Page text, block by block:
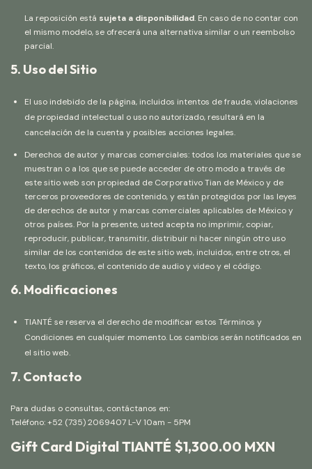
La reposición está sujeta a disponibilidad. En caso de no contar con
el mismo modelo, se ofrecerá una alternativa similar o un reembolso
parcial.
5. Uso del Sitio
El uso indebido de la página, incluidos intentos de fraude, violaciones
de propiedad intelectual o uso no autorizado, resultará en la
cancelación de la cuenta y posibles acciones legales.
Derechos de autor y marcas comerciales: todos los materiales que se
muestran o a los que se puede acceder de otro modo a través de
este sitio web son propiedad de Corporativo Tian de México y de
terceros proveedores de contenido, y están protegidos por las leyes
de derechos de autor y marcas comerciales aplicables de México y
otros países. Por la presente, usted acepta no imprimir, copiar,
reproducir, publicar, transmitir, distribuir ni hacer ningún otro uso
similar de los contenidos de este sitio web, incluidos, entre otros, el
texto, los gráficos, el contenido de audio y video y el código.
6. Modificaciones
TIANTÉ se reserva el derecho de modificar estos Términos y
Condiciones en cualquier momento. Los cambios serán notificados en
el sitio web.
7. Contacto
Para dudas o consultas, contáctanos en:
Teléfono: +52 (735) 2069407 L-V 10am - 5PM
Gift Card Digital TIANTÉ $1,300.00 MXN